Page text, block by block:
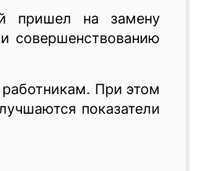
пришел на замену
совершенствованию
При этом
показатели